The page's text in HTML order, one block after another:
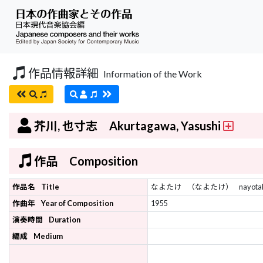
作品情報詳細 Information of the Work
芥川, 也寸志 Akurtagawa, Yasushi
作品 Composition
作品名 Title なよたけ （なよたけ）
作曲年
Year of Composition
1955
演奏時間
Duration
編成
Medium